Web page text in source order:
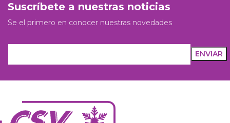
Suscríbete a nuestras noticias
Se el primero en conocer nuestras novedades